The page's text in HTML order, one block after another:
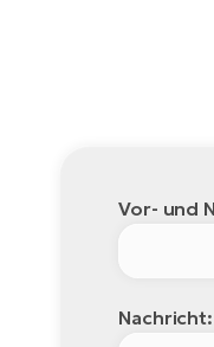
Vor- und
Nachricht: